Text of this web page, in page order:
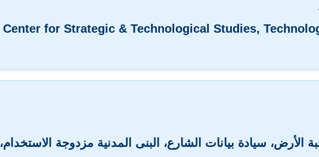
Center for Strategic & Technological Studies,
الأرض، سيادة بيانات الشارع، البنى المدنية مزدوجة الاستخدام،